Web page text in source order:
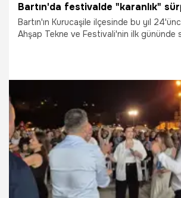
Bartın'ın Kurucaşile ilçesinde bu yıl
Ahşap Tekne ve Festivali'nin ilk gününde
2.08.2026 Vatan TV